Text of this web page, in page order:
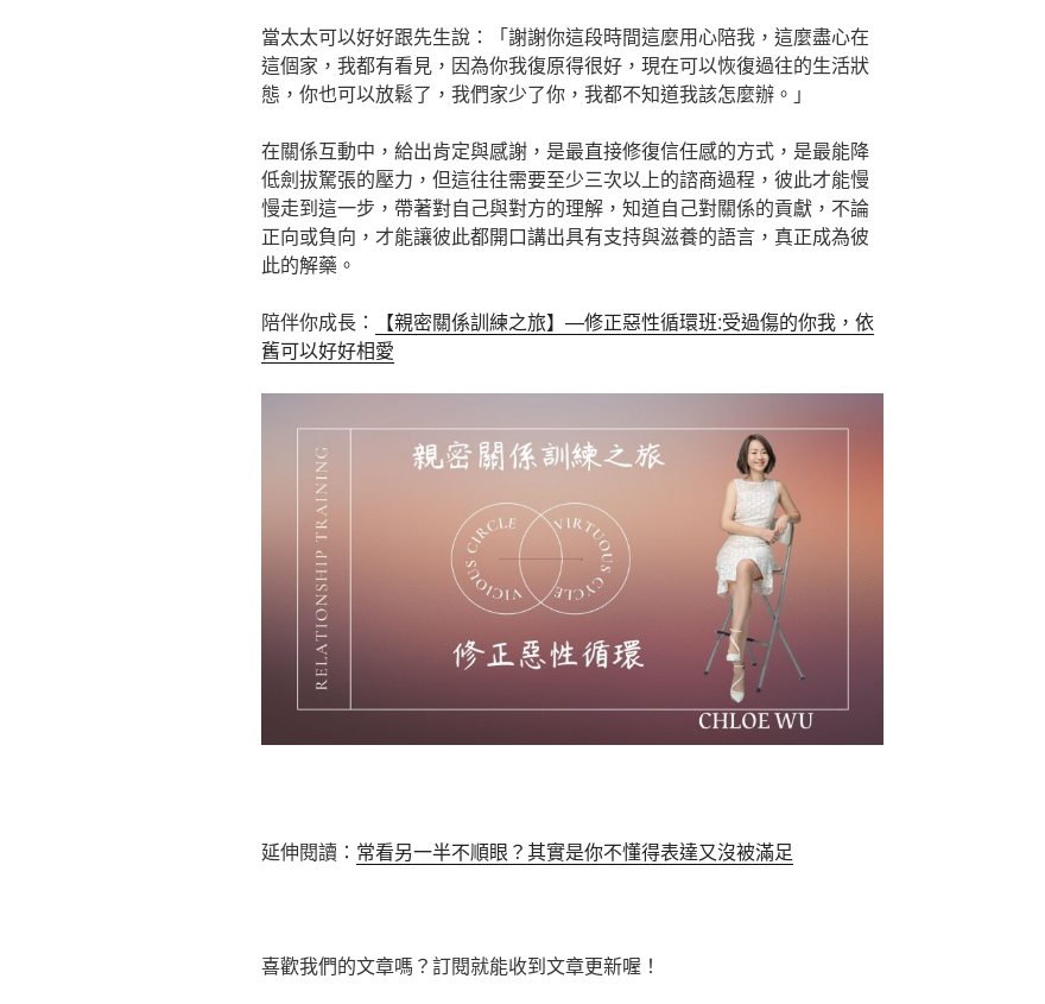
當太太可以好好跟先生說：「謝謝你這段時間這麼用心陪我，這麼盡心在
這個家，我都有看見，因為你我復原得很好，現在可以恢復過往的生活狀
態，你也可以放鬆了，我們家少了你，我都不知道我該怎麼辦。」
在關係互動中，給出肯定與感謝，是最直接修復信任感的方式，是最能降
低劍拔駑張的壓力，但這往往需要至少三次以上的諮商過程，彼此才能慢
慢走到這一步，帶著對自己與對方的理解，知道自己對關係的貢獻，不論
正向或負向，才能讓彼此都開口講出具有支持與滋養的語言，真正成為彼
此的解藥。
陪伴你成長：
【親密關係訓練之旅】—修正惡性循環班:受過傷的你我，依
舊可以好好相愛
延伸閱讀： 常看另一半不順眼？其實是你不懂得表達又沒被滿足
喜歡我們的文章嗎？訂閱就能收到文章更新喔！